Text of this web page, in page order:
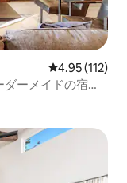
レビュー112
4.95 (112)
ーメイドの宿泊